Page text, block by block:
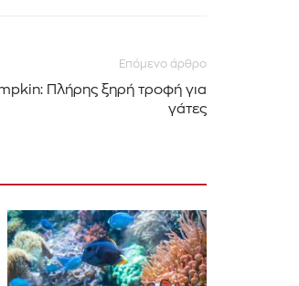
Επόμενο άρθρο
Πλήρης ξηρή τροφή για
γάτες